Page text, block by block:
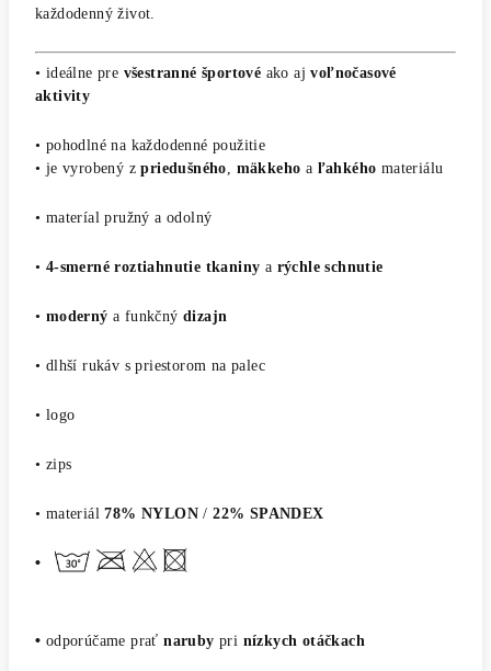
každodenný život.
• ideálne pre všestranné športové ako ajvoľnočasové
aktivity
• pohodlné na každodenné použitie
• je vyrobený zpriedušného mäkkeho a ľahkého materiálu
• materíal pružný a odolný
• 4-smerné roztiahnutie tkaniny a rýchle schnutie
• moderný a funkčnýdizajn
• dlhší rukáv s priestorom na palec
• logo
• zips
• materiál78% NYLON /22% SPANDEX
•
• odporúčame prať narubypri nízkych otáčkach